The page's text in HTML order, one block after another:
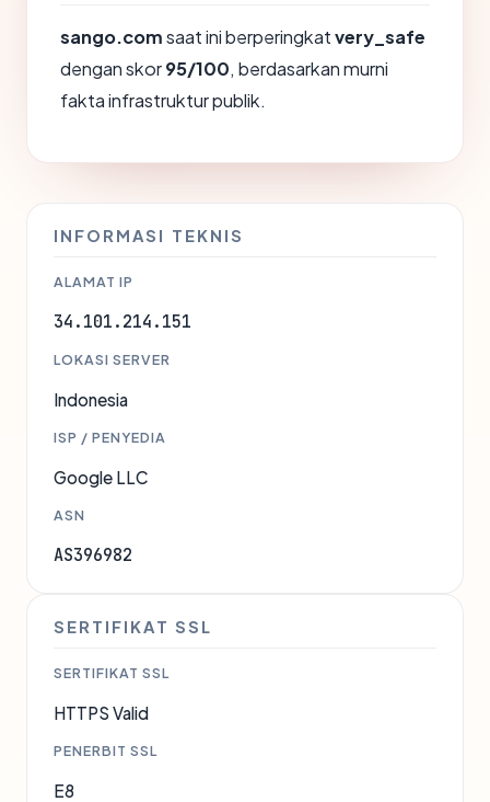
sango.comsaat ini berperingkatvery_safe
dengan skor95/100, berdasarkan murni
fakta infrastruktur publik.
INFORMASI TEKNIS
ALAMAT IP
34.101.214.151
LOKASI SERVER
Indonesia
ISP / PENYEDIA
Google LLC
ASN
AS396982
SERTIFIKAT SSL
SERTIFIKAT SSL
HTTPS Valid
PENERBIT SSL
E8